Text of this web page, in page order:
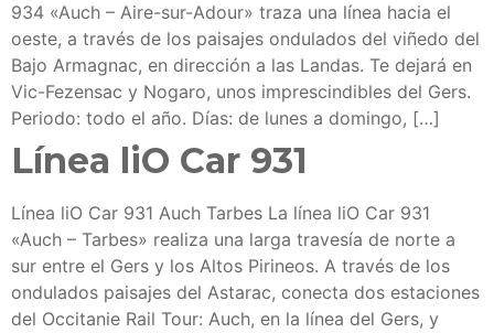
934 «Auch – Aire-sur-Adour» traza una línea hacia el
oeste, a través de los paisajes ondulados del viñedo del
Bajo Armagnac, en dirección a las Landas. Te dejará en
Vic-Fezensac y Nogaro, unos imprescindibles del Gers.
Periodo: todo el año. Días: de lunes a domingo, […]
Línea liO Car 931
Línea liO Car 931 Auch Tarbes La línea liO Car 931
«Auch – Tarbes» realiza una larga travesía de norte a
sur entre el Gers y los Altos Pirineos. A través de los
ondulados paisajes del Astarac, conecta dos estaciones
del Occitanie Rail Tour: Auch, en la línea del Gers, y